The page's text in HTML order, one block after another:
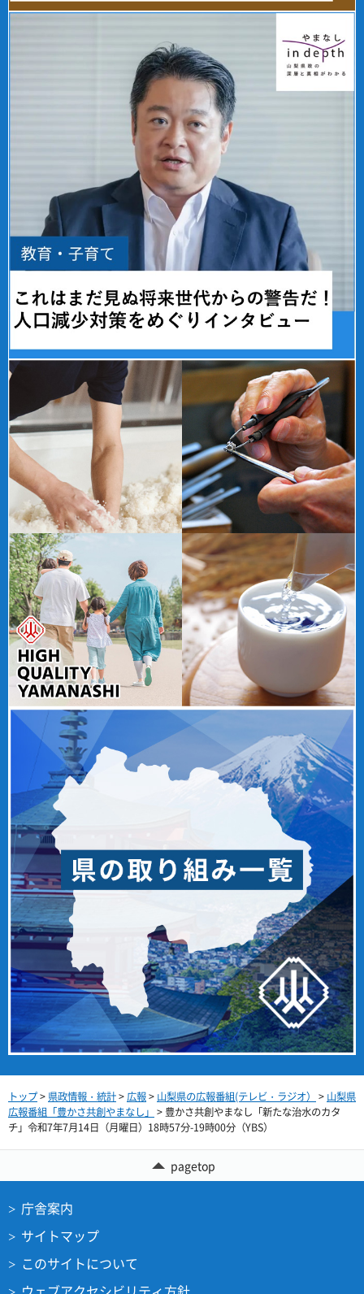
トップ> 県政情報・統計>広報> 山梨県の広報番組(テレビ・ラジオ） > 山梨県
広報番組「豊かさ共創やまなし」 > 豊かさ共創やまなし「新たな治水のカタ
チ」令和7年7月14日（月曜日）18時57分-19時00分（YBS）
pagetop
庁舎案内
サイトマップ
このサイトについて